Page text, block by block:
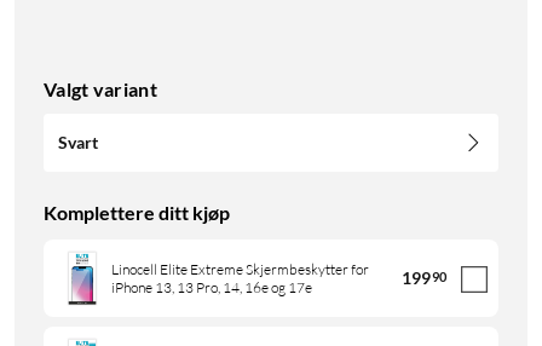
Valgt variant
Svart
Komplettere ditt kjøp
Linocell Elite Extreme Skjermbeskytter for
iPhone 13, 13 Pro, 14, 16e og 17e
19990